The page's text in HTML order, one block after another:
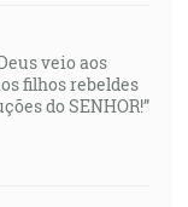
veio aos
filhos rebeldes
do SENHOR!”